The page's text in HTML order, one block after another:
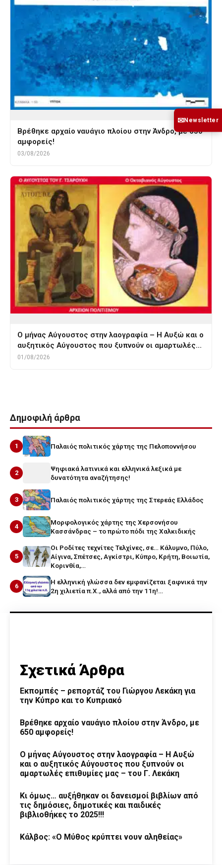
Βρέθηκε αρχαίο ναυάγιο πλοίου στην Άνδρο, με 650
αμφορείς!
03/08/2026
Ο μήνας Αύγουστος στην λαογραφία – Η Αυξώ και ο
αυξητικός Αύγουστος που ξυπνούν οι αμαρτωλές…
01/08/2026
Δημοφιλή άρθρα
1 Παλαιός πολιτικός χάρτης της Πελοποννήσου
2
Ψηφιακά λατινικά και ελληνικά λεξικά με
δυνατότητα αναζήτησης!
3 Παλαιός πολιτικός χάρτης της Στερεάς Ελλάδος
4
Μορφολογικός χάρτης της Χερσονήσου
Κασσάνδρας – το πρώτο πόδι της Χαλκιδικής
5
Οι Ροδίτες τεχνίτες Τελχίνες, σε… Κάλυμνο, Πύλο,
Αίγινα, Σπέτσες, Αγκίστρι, Κύπρο, Κρήτη, Βοιωτία,
Κορινθία,…
6
Η ελληνική γλώσσα δεν εμφανίζεται ξαφνικά την
2η χιλιετία π.Χ., αλλά από την 11η!…
Σχετικά Άρθρα
Εκπομπές – ρεπορτάζ του Γιώργου Λεκάκη για
την Κύπρο και το Κυπριακό
Βρέθηκε αρχαίο ναυάγιο πλοίου στην Άνδρο, με
650 αμφορείς!
Ο μήνας Αύγουστος στην λαογραφία – Η Αυξώ
και ο αυξητικός Αύγουστος που ξυπνούν οι
αμαρτωλές επιθυμίες μας – του Γ. Λεκάκη
Κι όμως… αυξήθηκαν οι δανεισμοί βιβλίων από
τις δημόσιες, δημοτικές και παιδικές
βιβλιοθήκες το 2025!!!
Κάλβος: «Ο Μύθος κρύπτει νουν αληθείας»
✉Newsletter